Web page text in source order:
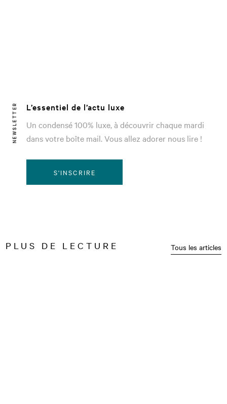
NEWSLETTER
L’essentiel de l’actu luxe
Un condensé 100% luxe, à découvrir chaque mardi
dans votre boîte mail. Vous allez adorer nous lire !
S'INSCRIRE
PLUS DE LECTURE Tous les articles